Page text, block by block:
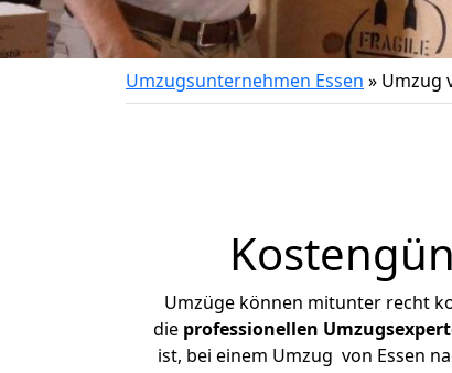
Umzugsunternehmen Essen » Umzug
Umzüge können mitunter recht
die professionellen
ist, bei einem Umzug von Essen